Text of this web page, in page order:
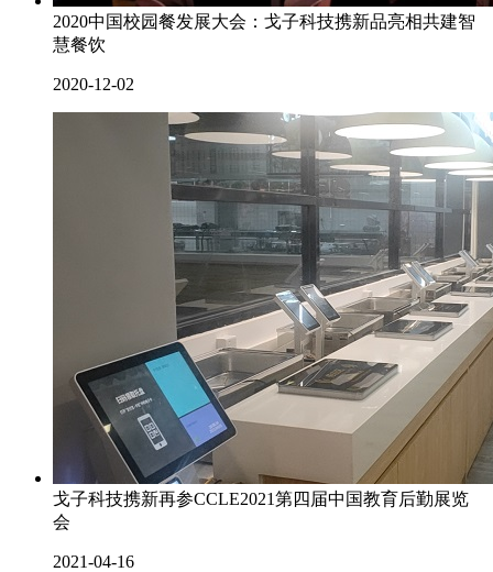
2020中国校园餐发展大会：戈子科技携新品亮相共建智
慧餐饮
2020-12-02
戈子科技携新再参CCLE2021第四届中国教育后勤展览
会
2021-04-16